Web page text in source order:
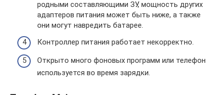
родными составляющими ЗУ, мощность других
адаптеров питания может быть ниже, а также
они могут навредить батарее.
Контроллер питания работает некорректно.
Открыто много фоновых программ или телефон
используется во время зарядки.